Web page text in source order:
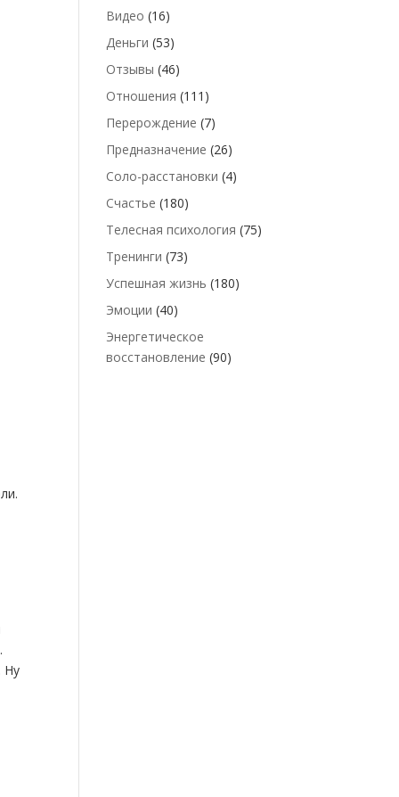
Ну
Видео (16)
Деньги (53)
Отзывы (46)
Отношения (111)
Перерождение (7)
Предназначение (26)
Соло-расстановки (4)
Счастье (180)
Телесная психология (75)
Тренинги (73)
Успешная жизнь (180)
Эмоции (40)
Энергетическое
восстановление (90)